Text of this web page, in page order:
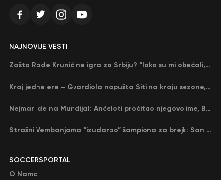
SOCCERSPORTAL
O Nama
NAJNOVIJE VESTI
Zašto Rade Krunić ne igra za Srbiju? “Iako su mi obećali, niko me nije zvao…”
Kraj jedne ere – Gvardiola napušta Siti na kraju sezone, menja ga njegov nekadašnji rival
Nejmar ide na Mundijal: Anćeloti pročitao njegovo ime, Brazil u delirijumu (VIDEO)
Strašni Vembanjama “izudarao” šampiona za brejk: San Antonio poveo protiv Oklahome